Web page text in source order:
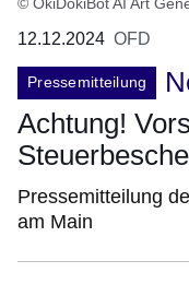
12.12.2024 OFD
Pressemitteilung
Achtung!
Pressemitteilung
am Main